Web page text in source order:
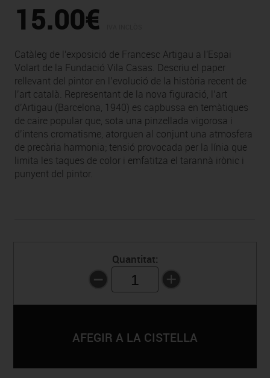
15.00€
Catàleg de l'exposició de Francesc Artigau a l'Espai
Volart de la Fundació Vila Casas. Descriu el paper
rellevant del pintor en l’evolució de la història recent de
l’art català. Representant de la nova figuració, l’art
d’Artigau (Barcelona, 1940) es capbussa en temàtiques
de caire popular que, sota una pinzellada vigorosa i
d’intens cromatisme, atorguen al conjunt una atmosfera
de precària harmonia; tensió provocada per la línia que
limita les taques de color i emfatitza el tarannà irònic i
punyent del pintor.
Quantitat:
1